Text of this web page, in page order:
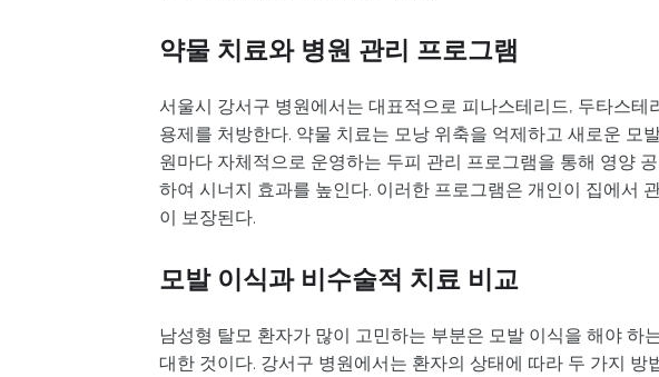
약물 치료와 병원 관리 프로그램
서울시 강서구 병원에서는 대표적으로 피나스테리드, 두타스테
용제를 처방한다. 약물 치료는 모낭 위축을 억제하고 새로운 모
원마다 자체적으로 운영하는 두피 관리 프로그램을 통해 영양
하여 시너지 효과를 높인다. 이러한 프로그램은 개인이 집에서
이 보장된다.
모발 이식과 비수술적 치료 비교
남성형 탈모 환자가 많이 고민하는 부분은 모발 이식을 해야 하
대한 것이다. 강서구 병원에서는 환자의 상태에 따라 두 가지 방